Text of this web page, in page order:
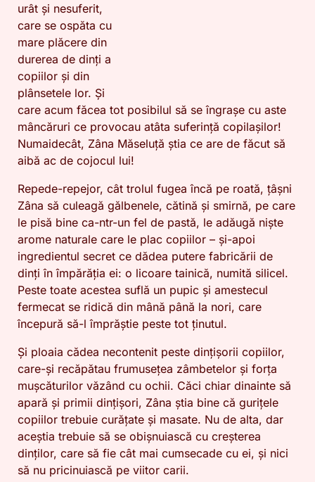
urât și nesuferit,
care se ospăta cu
mare plăcere din
durerea de dinți a
copiilor și din
plânsetele lor. Și
care acum făcea tot posibilul să se îngrașe cu aste
mâncăruri ce provocau atâta suferință copilașilor!
Numaidecât, Zâna Măseluță știa ce are de făcut să
aibă ac de cojocul lui!
Repede-repejor, cât trolul fugea încă pe roată, țâșni
Zâna să culeagă gălbenele, cătină și smirnă, pe care
le pisă bine ca-ntr-un fel de pastă, le adăugă niște
arome naturale care le plac copiilor – și-apoi
ingredientul secret ce dădea putere fabricării de
dinți în împărăția ei: o licoare tainică, numită silicel.
Peste toate acestea suflă un pupic și amestecul
fermecat se ridică din mână până la nori, care
începură să-l împrăștie peste tot ținutul.
Și ploaia cădea necontenit peste dințișorii copiilor,
care-și recăpătau frumusețea zâmbetelor și forța
mușcăturilor văzând cu ochii. Căci chiar dinainte să
apară și primii dințișori, Zâna știa bine că gurițele
copiilor trebuie curățate și masate. Nu de alta, dar
aceștia trebuie să se obișnuiască cu creșterea
dinților, care să fie cât mai cumsecade cu ei, și nici
să nu pricinuiască pe viitor carii.